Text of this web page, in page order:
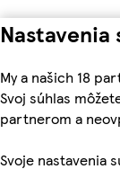
Nastavenia
My a našich 18
Svoj súhlas
partnerom a
Svoje nastavenia